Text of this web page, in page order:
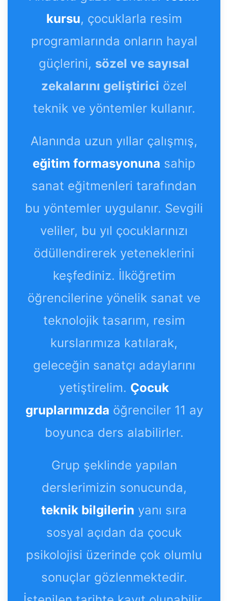
kursu, çocuklarla resim
programlarında onların hayal
güçlerini, sözel ve sayısal
zekalarını geliştirici özel
teknik ve yöntemler kullanır.
Alanında uzun yıllar çalışmış,
eğitim formasyonuna sahip
sanat eğitmenleri tarafından
bu yöntemler uygulanır. Sevgili
veliler, bu yıl çocuklarınızı
ödüllendirerek yeteneklerini
keşfediniz. İlköğretim
öğrencilerine yönelik sanat ve
teknolojik tasarım, resim
kurslarımıza katılarak,
geleceğin sanatçı adaylarını
yetiştirelim. Çocuk
gruplarımızda öğrenciler 11 ay
boyunca ders alabilirler.
Grup şeklinde yapılan
derslerimizin sonucunda,
teknik bilgilerin yanı sıra
sosyal açıdan da çocuk
psikolojisi üzerinde çok olumlu
sonuçlar gözlenmektedir.